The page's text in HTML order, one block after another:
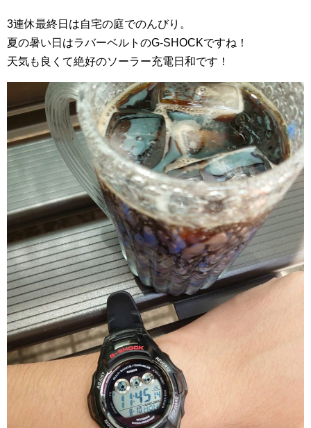
3連休最終日は自宅の庭でのんびり。
夏の暑い日はラバーベルトのG-SHOCKですね！
天気も良くて絶好のソーラー充電日和です！